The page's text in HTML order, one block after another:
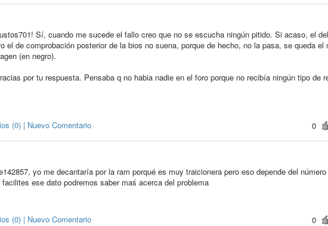
Sí, cuando me sucede el fallo creo que no se escucha ningún pitido. Si acaso, el
el de comprobación posterior de la bios no suena, porque de hecho, no la pasa, se queda el
(en negro).
por tu respuesta. Pensaba q no habia nadie en el foro porque no recibía ningún tipo de
0
(0) | Nuevo Comentario
yo me decantaría por la ram porqué es muy traicionera pero eso depende del
ese dato podremos saber maś acerca del problema
0
(0) | Nuevo Comentario